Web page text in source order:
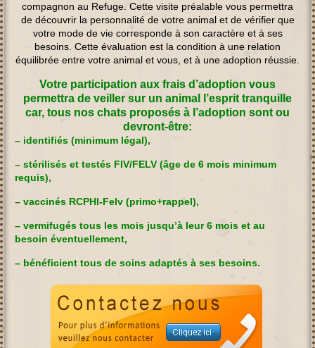
compagnon au Refuge. Cette visite préalable vous permettra
de découvrir la personnalité de votre animal et de vérifier que
votre mode de vie corresponde à son caractère et à ses
besoins. Cette évaluation est la condition à une relation
équilibrée entre votre animal et vous, et à une adoption réussie.
Votre participation aux frais d’adoption vous
permettra de veiller sur un animal l’esprit tranquille
car, tous nos chats proposés à l’adoption sont ou
devront-être:
– identifiés (minimum légal),
– stérilisés et testés FIV/FELV (âge de 6 mois minimum
requis),
– vaccinés RCPHl-Felv (primo+rappel),
– vermifugés tous les mois jusqu’à leur 6 mois et au
besoin éventuellement,
– bénéficient tous de soins adaptés à ses besoins.